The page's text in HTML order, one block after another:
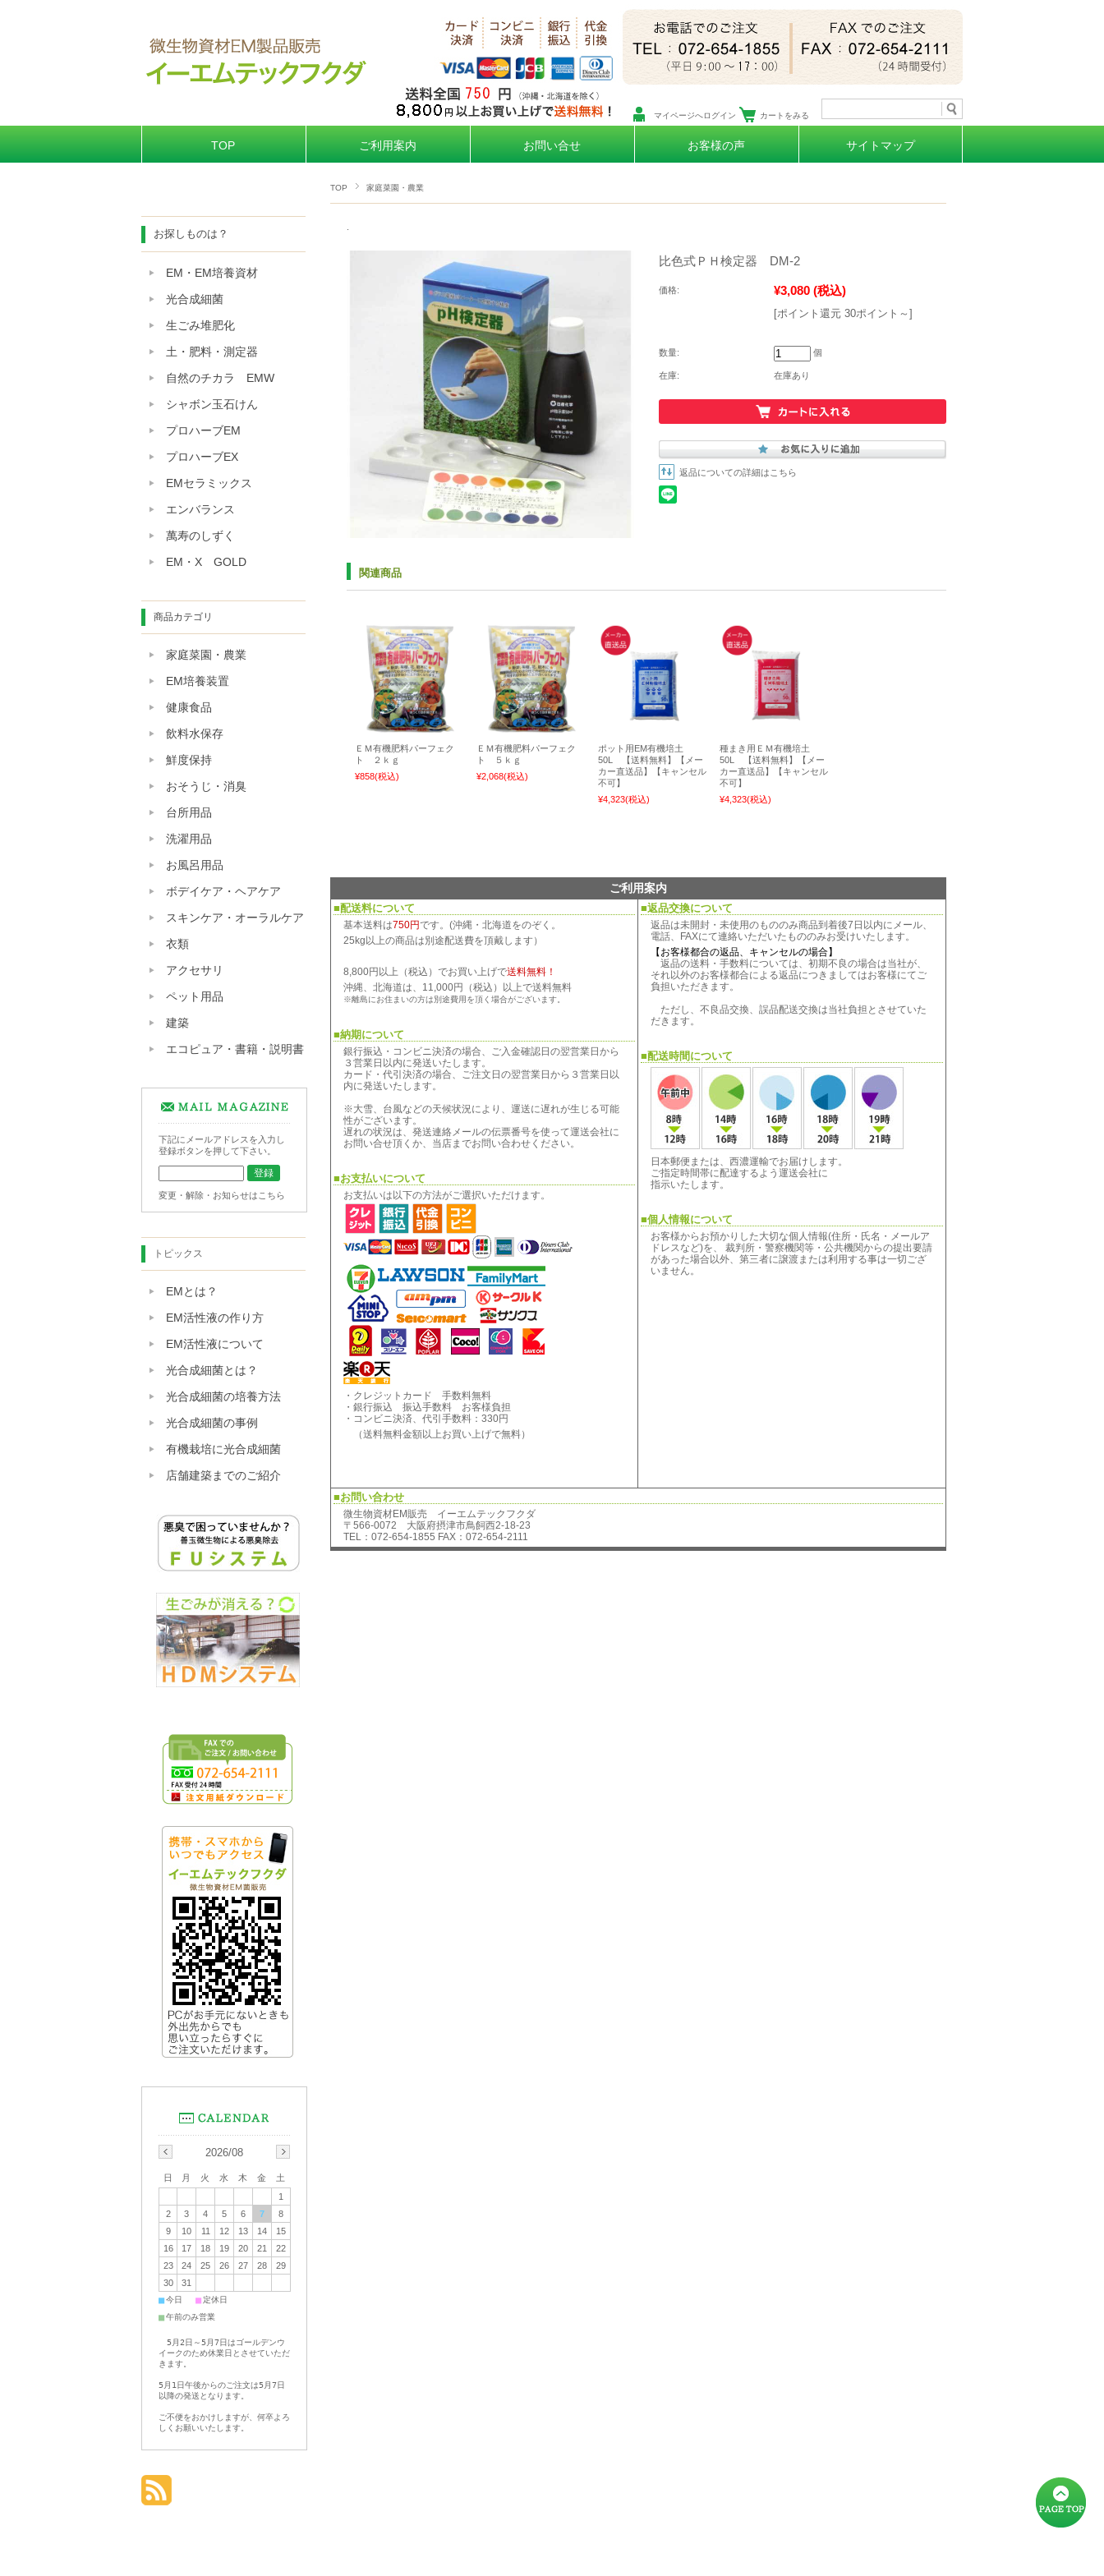
マイページへログイン カートをみる
TOP ご利用案内 お問い合せ お客様の声 サイトマップ
TOP 家庭菜園・農業
比色式ＰＨ検定器 DM-2
価格: ¥3,080 (税込)
[ポイント還元 30ポイント～]
数量: 個
在庫: 在庫あり
返品についての詳細はこちら
関連商品
ＥＭ有機肥料パーフェク
ト ２ｋｇ
¥858(税込)
ＥＭ有機肥料パーフェク
ト ５ｋｇ
¥2,068(税込)
ポット用EM有機培土
50L 【送料無料】【メー
カー直送品】【キャンセル
不可】
¥4,323(税込)
種まき用ＥＭ有機培土
50L 【送料無料】【メー
カー直送品】【キャンセル
不可】
¥4,323(税込)
ご利用案内
■配送料について
基本送料は750円です。(沖縄・北海道をのぞく。
25kg以上の商品は別途配送費を頂戴します）
8,800円以上（税込）でお買い上げで送料無料！
沖縄、北海道は、11,000円（税込）以上で送料無料
※離島にお住まいの方は別途費用を頂く場合がございます。
■納期について
銀行振込・コンビニ決済の場合、ご入金確認日の翌営業日から
３営業日以内に発送いたします。
カード・代引決済の場合、ご注文日の翌営業日から３営業日以
内に発送いたします。
※大雪、台風などの天候状況により、運送に遅れが生じる可能
性がございます。
遅れの状況は、発送連絡メールの伝票番号を使って運送会社に
お問い合せ頂くか、当店までお問い合わせください。
■お支払いについて
お支払いは以下の方法がご選択いただけます。
・クレジットカード 手数料無料
・銀行振込 振込手数料 お客様負担
・コンビニ決済、代引手数料：330円
（送料無料金額以上お買い上げで無料）
■返品交換について
返品は未開封・未使用のもののみ商品到着後7日以内にメール、
電話、FAXにて連絡いただいたもののみお受けいたします。
【お客様都合の返品、キャンセルの場合】
返品の送料・手数料については、初期不良の場合は当社が、
それ以外のお客様都合による返品につきましてはお客様にてご
負担いただきます。
ただし、不良品交換、誤品配送交換は当社負担とさせていた
だきます。
■配送時間について
日本郵便または、西濃運輸でお届けします。
ご指定時間帯に配達するよう運送会社に
指示いたします。
■個人情報について
お客様からお預かりした大切な個人情報(住所・氏名・メールア
ドレスなど)を、 裁判所・警察機関等・公共機関からの提出要請
があった場合以外、第三者に譲渡または利用する事は一切ござ
いません。
■お問い合わせ
微生物資材EM販売 イーエムテックフクダ
〒566-0072 大阪府摂津市鳥飼西2-18-23
TEL：072-654-1855 FAX：072-654-2111
お探しものは？
EM・EM培養資材
光合成細菌
生ごみ堆肥化
土・肥料・測定器
自然のチカラ EMW
シャボン玉石けん
プロハーブEM
プロハーブEX
EMセラミックス
エンバランス
萬寿のしずく
EM・X GOLD
商品カテゴリ
家庭菜園・農業
EM培養装置
健康食品
飲料水保存
鮮度保持
おそうじ・消臭
台所用品
洗濯用品
お風呂用品
ボデイケア・ヘアケア
スキンケア・オーラルケア
衣類
アクセサリ
ペット用品
建築
エコピュア・書籍・説明書
下記にメールアドレスを入力し
登録ボタンを押して下さい。
変更・解除・お知らせはこちら
トピックス
EMとは？
EM活性液の作り方
EM活性液について
光合成細菌とは？
光合成細菌の培養方法
光合成細菌の事例
有機栽培に光合成細菌
店舗建築までのご紹介
2026/08
日 月 火 水 木 金
土
1
2
3 4 5 6 7
8
9
10 11 12 13 14
15
16
17 18 19 20 21
22
23
24 25 26 27 28
29
30
31
■今日 ■定休日
■午前のみ営業
5月2日～5月7日はゴールデンウ
イークのため休業日とさせていただ
きます。
5月1日午後からのご注文は5月7日
以降の発送となります。
ご不便をおかけしますが、何卒よろ
しくお願いいたします。